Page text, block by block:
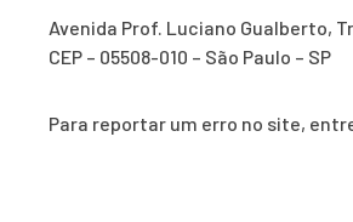
Avenida Prof. Luciano Gualberto,
CEP – 05508-010 – São Paulo – SP
Para reportar um erro no site,